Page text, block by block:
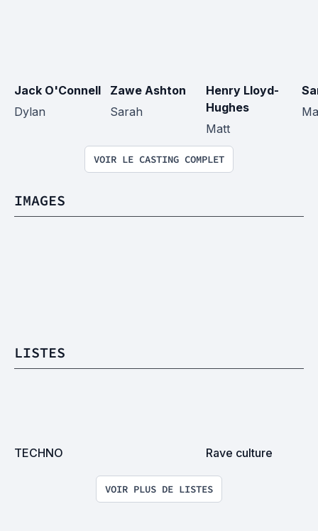
Jack O'Connell
Dylan
Zawe Ashton
Sarah
Henry Lloyd-
Hughes
Matt
VOIR LE CASTING COMPLET
IMAGES
LISTES
TECHNO Rave culture
VOIR PLUS DE LISTES